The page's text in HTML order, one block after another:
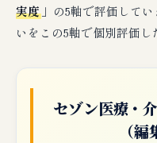
実度 」の5軸で評価して
いをこの5軸で個別評価し
セゾン医療・
（